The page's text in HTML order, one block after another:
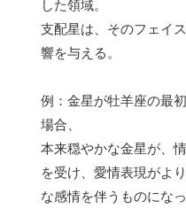
した領域。
支配星は、そのフェイ
響を与える。
例：金星が牡羊座の最
場合、
本来穏やかな金星が、
を受け、愛情表現がよ
な感情を伴うものになっ